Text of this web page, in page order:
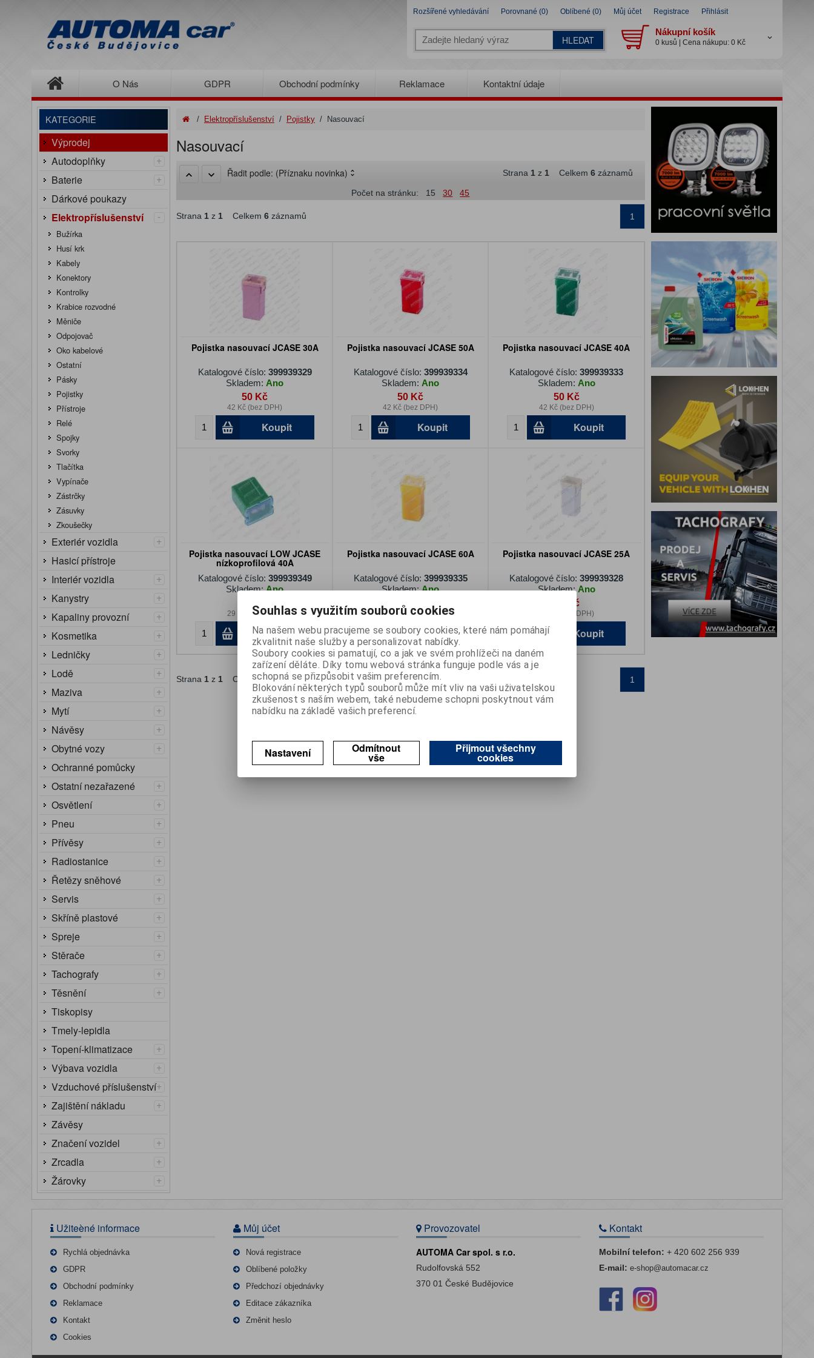
Rozšířené vyhledávání Porovnané (0) Oblíbené (0) Můj účet Registrace Přihlásit
HLEDAT
Nákupní košík
0 kusů | Cena nákupu: 0 Kč
O Nás GDPR Obchodní podmínky Reklamace Kontaktní údaje
KATEGORIE
Výprodej
Autodoplňky
+
Baterie
+
Dárkové poukazy
Elektropříslušenství
-
Bužírka
Husí krk
Kabely
Konektory
Kontrolky
Krabice rozvodné
Měniče
Odpojovač
Oko kabelové
Ostatní
Pásky
Pojistky
Přístroje
Relé
Spojky
Svorky
Tlačítka
Vypínače
Zástrčky
Zásuvky
Zkoušečky
Exteriér vozidla
+
Hasicí přístroje
Interiér vozidla
+
Kanystry
+
Kapaliny provozní
+
Kosmetika
+
Ledničky
+
Lodě
+
Maziva
+
Mytí
+
Návěsy
+
Obytné vozy
+
Ochranné pomůcky
Ostatní nezařazené
+
Osvětlení
+
Pneu
+
Přívěsy
+
Radiostanice
+
Řetězy sněhové
+
Servis
+
Skříně plastové
+
Spreje
+
Stěrače
+
Tachografy
+
Těsnění
+
Tiskopisy
Tmely-lepidla
Topení-klimatizace
+
Výbava vozidla
+
Vzduchové příslušenství+
Zajištění nákladu
+
Závěsy
Značení vozidel
+
Zrcadla
+
Žárovky
+
/ Elektropříslušenství/ Pojistky/ Nasouvací
Nasouvací
Řadit podle: (Příznaku novinka) Strana 1z 1Celkem 6záznamů
Počet na stránku: 15 30 45
Strana 1z 1Celkem 6záznamů 1
Pojistka nasouvací JCASE 30A
Katalogové číslo: 399939329
Skladem: Ano
50 Kč
42 Kč (bez DPH)
Koupit
Pojistka nasouvací JCASE 50A
Katalogové číslo: 399939334
Skladem: Ano
50 Kč
42 Kč (bez DPH)
Koupit
Pojistka nasouvací JCASE 40A
Katalogové číslo:399939333
Skladem: Ano
50 Kč
42 Kč (bez DPH)
Koupit
Pojistka nasouvací LOW JCASE
nízkoprofilová 40A
Katalogové číslo: 399939349
Skladem:Ano
29 Kč (bez DPH)
Koupit
Pojistka nasouvací JCASE 60A
Katalogové číslo: 399939335
Skladem:Ano
50 Kč
42 Kč (bez DPH)
Koupit
Pojistka nasouvací JCASE 25A
Katalogové číslo:399939328
Skladem:Ano
50 Kč
42 Kč (bez DPH)
Koupit
Strana 1z 1Celkem6záznamů 1
Užiteèné informace
Rychlá objednávka
GDPR
Obchodní podmínky
Reklamace
Kontakt
Cookies
Můj účet
Nová registrace
Oblíbené položky
Předchozí objednávky
Editace zákazníka
Změnit heslo
Provozovatel
AUTOMA Car spol. s r.o.
Rudolfovská 552
370 01 České Budějovice
Kontakt
Mobilní telefon: + 420 602 256 939
E-mail: e-shop@automacar.cz
Souhlas s využitím souborů cookies
Na našem webu pracujeme se soubory cookies, které nám pomáhají
zkvalitnit naše služby a personalizovat nabídky.
Soubory cookies si pamatují, co a jak ve svém prohlížeči na daném
zařízení děláte. Díky tomu webová stránka funguje podle vás a je
schopná se přizpůsobit vašim preferencím.
Blokování některých typů souborů může mít vliv na vaši uživatelskou
zkušenost s naším webem, také nebudeme schopni poskytnout vám
nabídku na základě vašich preferencí.
Nastavení Odmítnout
vše
Přijmout všechny
cookies